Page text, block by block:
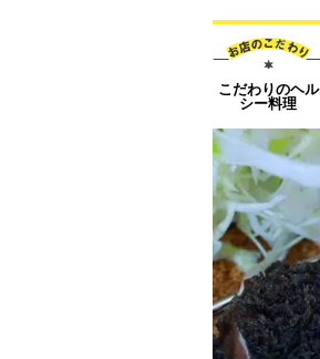
こだわりのヘル
シー料理